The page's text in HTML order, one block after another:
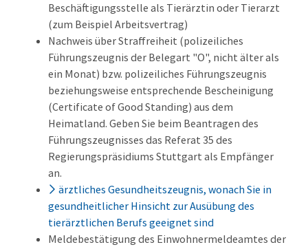
Beschäftigungsstelle als Tierärztin oder Tierarzt
(zum Beispiel Arbeitsvertrag)
Nachweis über Straffreiheit (polizeiliches
Führungszeugnis der Belegart "O", nicht älter als
ein Monat) bzw. polizeiliches Führungszeugnis
beziehungsweise entsprechende Bescheinigung
(Certificate of Good Standing) aus dem
Heimatland. Geben Sie beim Beantragen des
Führungszeugnisses das Referat 35 des
Regierungspräsidiums Stuttgart als Empfänger
an.
ärztliches Gesundheitszeugnis, wonach Sie in
gesundheitlicher Hinsicht zur Ausübung des
tierärztlichen Berufs geeignet sind
Meldebestätigung des Einwohnermeldeamtes der